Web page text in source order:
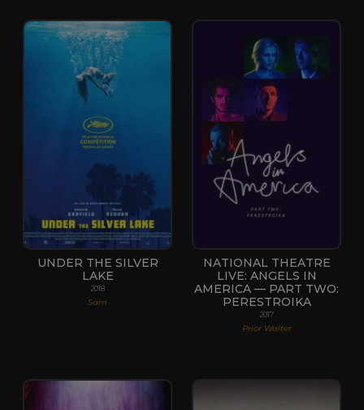
UNDER THE SILVER
LAKE
2018
Sam
NATIONAL THEATRE
LIVE: ANGELS IN
AMERICA — PART TWO:
PERESTROIKA
2017
Prior Walter